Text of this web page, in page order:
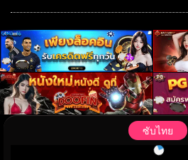
ซับไทย